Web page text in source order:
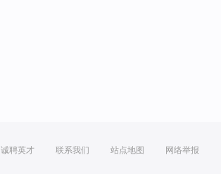
诚聘英才 联系我们 站点地图 网络举报